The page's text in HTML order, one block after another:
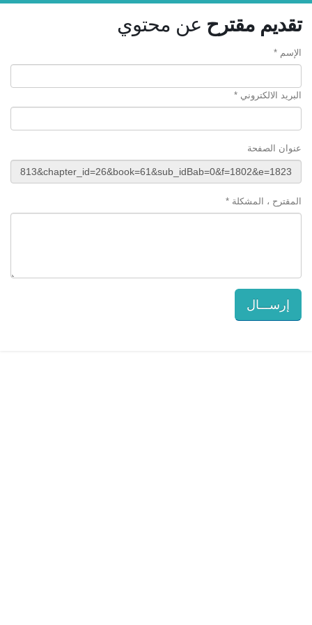
تقديم مقترح عن محتوي
الإسم *
البريد الالكتروني *
عنوان الصفحة
المقترح ، المشكلة *